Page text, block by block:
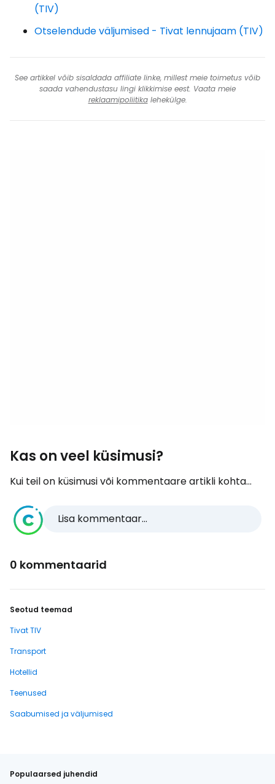
(TIV)
Otselendude väljumised - Tivat lennujaam (TIV)
See artikkel võib sisaldada affiliate linke, millest meie toimetus võib
saada vahendustasu lingi klikkimise eest. Vaata meie
reklaamipoliitikalehekülge.
Kas on veel küsimusi?
Kui teil on küsimusi või kommentaare artikli kohta...
Lisa kommentaar...
0 kommentaarid
Seotud teemad
Tivat TIV
Transport
Hotellid
Teenused
Saabumised ja väljumised
Populaarsed juhendid